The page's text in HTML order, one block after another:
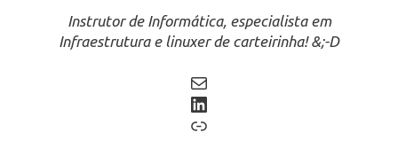
Instrutor de Informática, especialista em
Infraestrutura e linuxer de carteirinha! &;-D
Mail
LinkedIn
Link